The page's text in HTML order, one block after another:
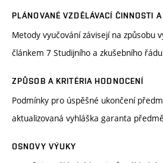
PLÁNOVANÉ VZDĚLÁVACÍ ČINNOSTI
Metody vyučování závisejí na způsobu
článkem 7 Studijního a zkušebního řádu
ZPŮSOB A KRITÉRIA HODNOCENÍ
Podmínky pro úspěšné ukončení
aktualizovaná vyhláška garanta
OSNOVY VÝUKY